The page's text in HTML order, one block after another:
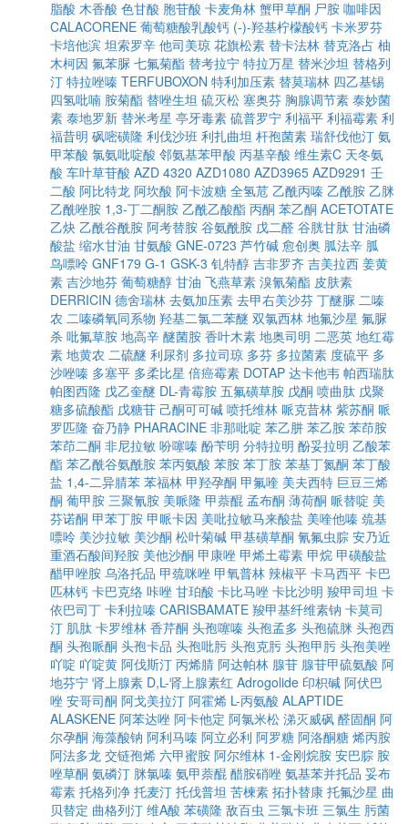
脂酸 木香酸 色甘酸 胞苷酸 卡麦角林 蟹甲草酮 尸胺 咖啡因
CALACORENE 葡萄糖酸乳酸钙 (-)-羟基柠檬酸钙 卡米罗芬
卡培他滨 坦索罗辛 他司美琼 花旗松素 替卡法林 替克洛占 柚
木柯因 氟苯脲 七氟菊酯 替考拉宁 特拉万星 替米沙坦 替格列
汀 特拉唑嗪 TERFUBOXON 特利加压素 替莫瑞林 四乙基锡
四氢吡喃 胺菊酯 替唑生坦 硫灭松 塞奥芬 胸腺调节素 泰妙菌
素 泰地罗新 替米考星 亭牙毒素 硫普罗宁 利福平 利福霉素 利
福昔明 砜嘧磺隆 利伐沙班 利扎曲坦 杆孢菌素 瑞舒伐他汀 氨
甲苯酸 氯氨吡啶酸 邻氨基苯甲酸 丙基辛酸 维生素C 天冬氨
酸 车叶草苷酸 AZD 4320 AZD1080 AZD3965 AZD9291 壬
二酸 阿比特龙 阿坎酸 阿卡波糖 全氢苊 乙酰丙嗪 乙酰胺 乙脒
乙酰唑胺 1,3-丁二酮胺 乙酰乙酸酯 丙酮 苯乙酮 ACETOTATE
乙炔 乙酰谷酰胺 阿考替胺 谷氨酰胺 戊二醛 谷胱甘肽 甘油磷
酸盐 缩水甘油 甘氨酸 GNE-0723 芦竹碱 愈创奥 胍法辛 胍
鸟嘌呤 GNF179 G-1 GSK-3 钆特醇 吉非罗齐 吉美拉西 姜黄
素 吉沙地芬 葡萄糖醇 甘油 飞燕草素 溴氰菊酯 皮肤素
DERRICIN 德舍瑞林 去氨加压素 去甲右美沙芬 丁醚脲 二嗪
农 二嗪磷氧同系物 羟基二氯二苯醚 双氯西林 地氟沙星 氟脲
杀 吡氟草胺 地高辛 醚菌胺 香叶木素 地奥司明 二恶英 地红霉
素 地黄农 二硫醚 利尿剂 多拉司琼 多芬 多拉菌素 度硫平 多
沙唑嗪 多塞平 多柔比星 倍癌霉素 DOTAP 达卡他韦 帕西瑞肽
帕图西隆 戊乙奎醚 DL-青霉胺 五氟磺草胺 戊酮 喷曲肽 戊聚
糖多硫酸酯 戊糖苷 己酮可可碱 喷托维林 哌克昔林 紫苏酮 哌
罗匹隆 奋乃静 PHARACINE 非那吡啶 苯乙肼 苯乙胺 苯茚胺
苯茚二酮 非尼拉敏 吩噻嗪 酚苄明 分特拉明 酚妥拉明 乙酸苯
酯 苯乙酰谷氨酰胺 苯丙氨酸 苯胺 苯丁胺 苯基丁氮酮 苯丁酸
盐 1,4-二异腈苯 苯福林 甲羟孕酮 甲氟喹 美夫西特 巨豆三烯
酮 葡甲胺 三聚氰胺 美哌隆 甲萘醌 孟布酮 薄荷酮 哌替啶 美
芬诺酮 甲苯丁胺 甲哌卡因 美吡拉敏马来酸盐 美喹他嗪 巯基
嘌呤 美沙拉敏 美沙酮 松叶菊碱 甲基磺草酮 氰氟虫腙 安乃近
重酒石酸间羟胺 美他沙酮 甲康唑 甲烯土霉素 甲烷 甲磺酸盐
醋甲唑胺 乌洛托品 甲巯咪唑 甲氧普林 辣椒平 卡马西平 卡巴
匹林钙 卡巴克络 咔唑 甘珀酸 卡比马唑 卡比沙明 羧甲司坦 卡
依巴司丁 卡利拉嗪 CARISBAMATE 羧甲基纤维素钠 卡莫司
汀 肌肽 卡罗维林 香芹酮 头孢噻嗪 头孢孟多 头孢硫脒 头孢西
酮 头孢哌酮 头孢卡品 头孢吡肟 头孢克肟 头孢甲肟 头孢美唑
吖啶 吖啶黄 阿伐斯汀 丙烯腈 阿达帕林 腺苷 腺苷甲硫氨酸 阿
地芬宁 肾上腺素 D,L-肾上腺素红 Adrogolide 印枳碱 阿伏巴
唑 安哥司酮 阿戈美拉汀 阿霍烯 L-丙氨酸 ALAPTIDE
ALASKENE 阿苯达唑 阿卡他定 阿氯米松 涕灭威砜 醛固酮 阿
尔孕酮 海藻酸钠 阿利马嗪 阿立必利 阿罗糖 阿洛酮糖 烯丙胺
阿法多龙 交链孢烯 六甲蜜胺 阿尔维林 1-金刚烷胺 安巴腙 胺
唑草酮 氨磷汀 脒氯嗪 氨甲萘醌 醋胺硝唑 氨基苯并托品 妥布
霉素 托格列净 托麦汀 托伐普坦 苦楝素 拓扑替康 托氟沙星 曲
贝替定 曲格列汀 维A酸 苯磺隆 敌百虫 三氯卡班 三氯生 肟菌